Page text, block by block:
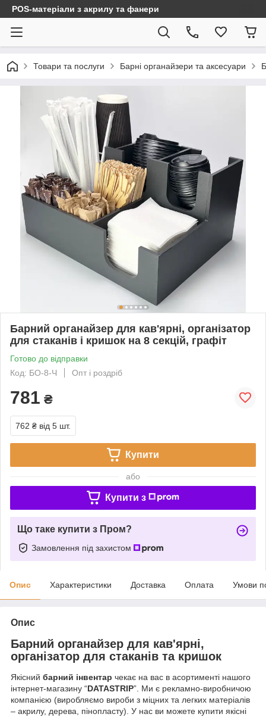
POS-матеріали з акрилу та фанери
Товари та послуги Барні органайзери та аксесуари
Барний органайзер для кав'ярні, організатор
для стаканів і кришок на 8 секцій, графіт
Готово до відправки
Код: БО-8-Ч
Опт і роздріб
781 ₴
762 ₴ від 5 шт.
Купити
або
Купити з
Що таке купити з Пром?
Замовлення під захистом
Опис Характеристики Доставка Оплата Умови
Опис
Барний органайзер для кав'ярні,
організатор для стаканів та кришок
Якісний барний інвентар чекає на вас в асортименті нашого
інтернет-магазину “DATASTRIP”. Ми є рекламно-виробничою
компанією (виробляємо вироби з міцних та легких матеріалів
– акрилу, дерева, пінопласту). У нас ви можете купити якісні